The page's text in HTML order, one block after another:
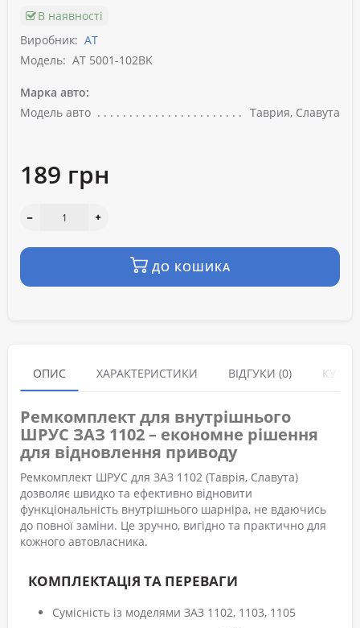
В наявності
Виробник: АТ
Модель: AT 5001-102BK
Марка авто:
Модель авто
Таврия, Славута
189 грн
ДО КОШИКА
ОПИС ХАРАКТЕРИСТИКИ ВІДГУКИ (0)
Ремкомплект для внутрішнього
ШРУС ЗАЗ 1102 – економне рішення
для відновлення приводу
Ремкомплект ШРУС для ЗАЗ 1102 (Таврія, Славута)
дозволяє швидко та ефективно відновити
функціональність внутрішнього шарніра, не вдаючись
до повної заміни. Це зручно, вигідно та практично для
кожного автовласника.
КОМПЛЕКТАЦІЯ ТА ПЕРЕВАГИ
Сумісність із моделями ЗАЗ 1102, 1103, 1105